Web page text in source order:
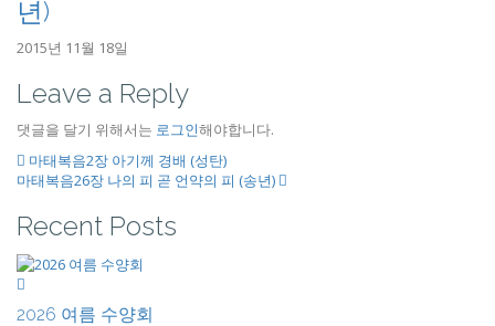
년)
2015년 11월 18일
Leave a Reply
댓글을 달기 위해서는 로그인해야합니다.
마태복음2장 아기께 경배 (성탄)
마태복음26장 나의 피 곧 언약의 피 (송년)
Recent Posts
2026 여름 수양회